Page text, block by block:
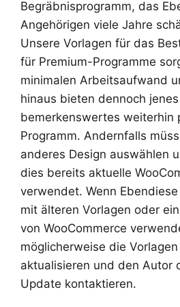
Begräbnisprogramm, das
Angehörigen viele Jahre
Unsere Vorlagen für das
für Premium-Programme
minimalen Arbeitsaufwand
hinaus bieten dennoch
bemerkenswertes weiterhin
Programm. Andernfalls
anderes Design auswählen
dies bereits aktuelle
verwendet. Wenn
mit älteren Vorlagen oder
von WooCommerce
möglicherweise die
aktualisieren und den Autor
Update kontaktieren.